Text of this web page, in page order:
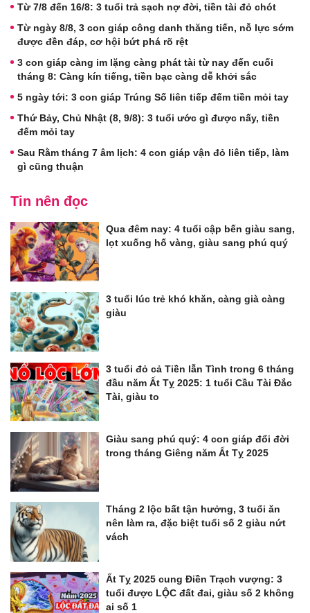
Từ 7/8 đến 16/8: 3 tuổi trả sạch nợ đời, tiền tài đỏ chót
Từ ngày 8/8, 3 con giáp công danh thăng tiến, nỗ lực sớm
được đền đáp, cơ hội bứt phá rõ rệt
3 con giáp càng im lặng càng phát tài từ nay đến cuối
tháng 8: Càng kín tiếng, tiền bạc càng dễ khởi sắc
5 ngày tới: 3 con giáp Trúng Số liên tiếp đếm tiền mỏi tay
Thứ Bảy, Chủ Nhật (8, 9/8): 3 tuổi ước gì được nấy, tiền
đếm mỏi tay
Sau Rằm tháng 7 âm lịch: 4 con giáp vận đỏ liên tiếp, làm
gì cũng thuận
Tin nên đọc
Qua đêm nay: 4 tuổi cập bến giàu sang,
lọt xuống hố vàng, giàu sang phú quý
3 tuổi lúc trẻ khó khăn, càng già càng
giàu
3 tuổi đỏ cả Tiền lẫn Tình trong 6 tháng
đầu năm Ất Tỵ 2025: 1 tuổi Cầu Tài Đắc
Tài, giàu to
Giàu sang phú quý: 4 con giáp đổi đời
trong tháng Giêng năm Ất Tỵ 2025
Tháng 2 lộc bất tận hưởng, 3 tuổi ăn
nên làm ra, đặc biệt tuổi số 2 giàu nứt
vách
Ất Tỵ 2025 cung Điền Trạch vượng: 3
tuổi được LỘC đất đai, giàu số 2 không
ai số 1